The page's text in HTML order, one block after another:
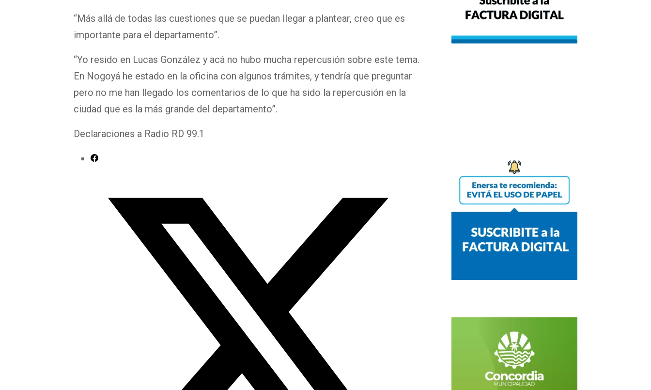
“Más allá de todas las cuestiones que se puedan llegar a plantear, creo que es
importante para el departamento”.
“Yo resido en Lucas González y acá no hubo mucha repercusión sobre este tema.
En Nogoyá he estado en la oficina con algunos trámites, y tendría que preguntar
pero no me han llegado los comentarios de lo que ha sido la repercusión en la
ciudad que es la más grande del departamento”.
Declaraciones a Radio RD 99.1